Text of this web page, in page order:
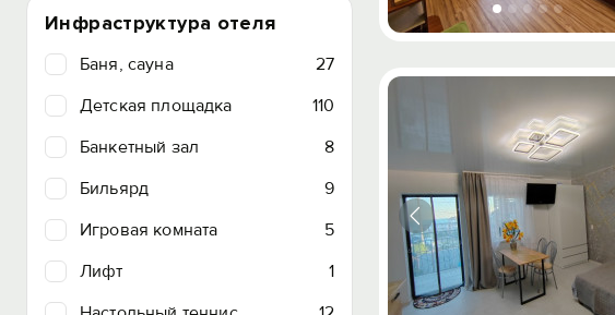
Инфраструктура отеля
Баня, сауна
27
Детская площадка
110
Банкетный зал
8
Бильярд
9
Игровая комната
5
Лифт
1